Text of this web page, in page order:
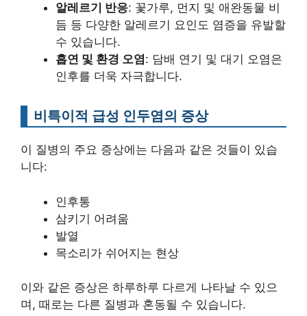
알레르기 반응: 꽃가루, 먼지 및 애완동물 비
듬 등 다양한 알레르기 요인도 염증을 유발할
수 있습니다.
흡연 및 환경 오염: 담배 연기 및 대기 오염은
인후를 더욱 자극합니다.
비특이적 급성 인두염의 증상
이 질병의 주요 증상에는 다음과 같은 것들이 있습
니다:
인후통
삼키기 어려움
발열
목소리가 쉬어지는 현상
이와 같은 증상은 하루하루 다르게 나타날 수 있으
며, 때로는 다른 질병과 혼동될 수 있습니다.